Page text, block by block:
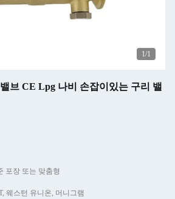
1/1
브 CE Lpg 나비 손잡이있는 구리 밸
포장 또는 맞춤형
웨스턴 유니온, 머니그램